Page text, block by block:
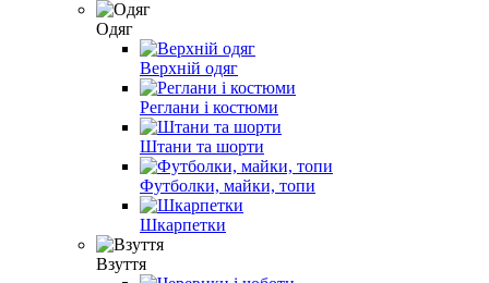
Одяг
Верхній одяг
Реглани і костюми
Штани та шорти
Футболки, майки, топи
Шкарпетки
Взуття